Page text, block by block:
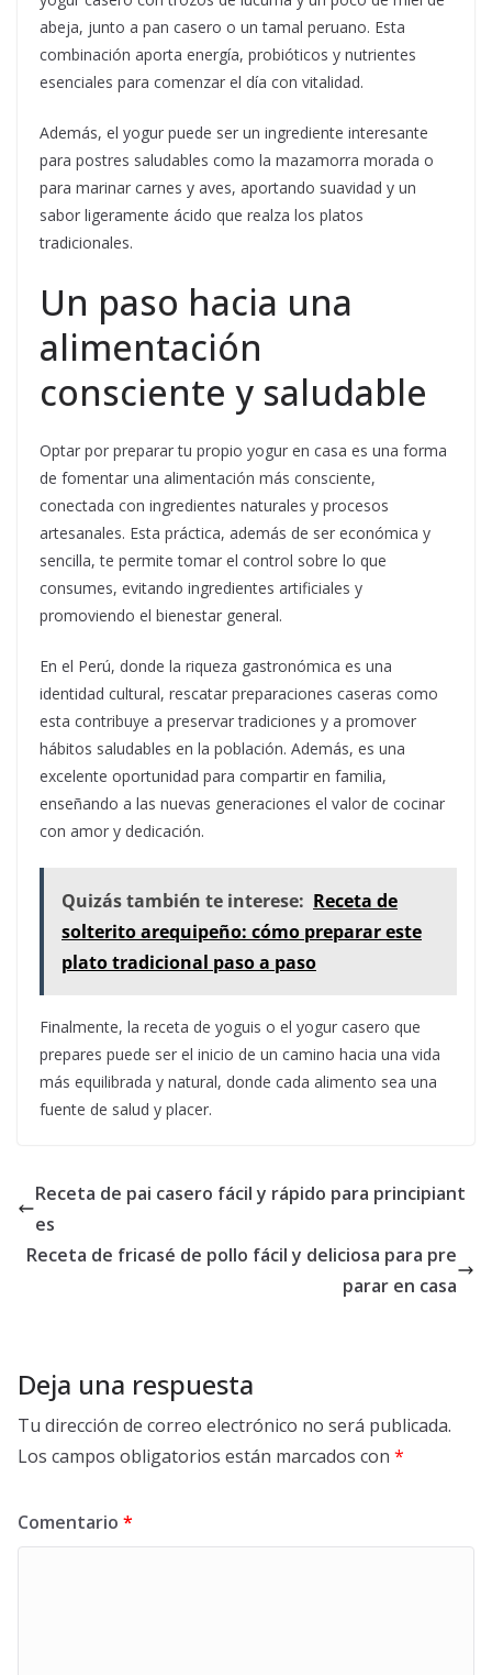
abeja, junto a pan casero o un tamal peruano. Esta
combinación aporta energía, probióticos y nutrientes
esenciales para comenzar el día con vitalidad.
Además, el yogur puede ser un ingrediente interesante
para postres saludables como la mazamorra morada o
para marinar carnes y aves, aportando suavidad y un
sabor ligeramente ácido que realza los platos
tradicionales.
Un paso hacia una
alimentación
consciente y saludable
Optar por preparar tu propio yogur en casa es una forma
de fomentar una alimentación más consciente,
conectada con ingredientes naturales y procesos
artesanales. Esta práctica, además de ser económica y
sencilla, te permite tomar el control sobre lo que
consumes, evitando ingredientes artificiales y
promoviendo el bienestar general.
En el Perú, donde la riqueza gastronómica es una
identidad cultural, rescatar preparaciones caseras como
esta contribuye a preservar tradiciones y a promover
hábitos saludables en la población. Además, es una
excelente oportunidad para compartir en familia,
enseñando a las nuevas generaciones el valor de cocinar
con amor y dedicación.
Quizás también te interese: Receta de
solterito arequipeño: cómo preparar este
plato tradicional paso a paso
Finalmente, la receta de yoguis o el yogur casero que
prepares puede ser el inicio de un camino hacia una vida
más equilibrada y natural, donde cada alimento sea una
fuente de salud y placer.
Receta de pai casero fácil y rápido para principiant
es
Receta de fricasé de pollo fácil y deliciosa para pre
parar en casa
Deja una respuesta
Tu dirección de correo electrónico no será publicada.
Los campos obligatorios están marcados con *
Comentario *